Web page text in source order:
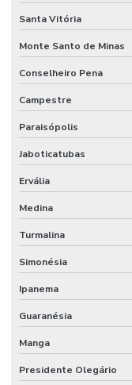
Santa Vitória
Monte Santo de Minas
Conselheiro Pena
Campestre
Paraisópolis
Jaboticatubas
Ervália
Medina
Turmalina
Simonésia
Ipanema
Guaranésia
Manga
Presidente Olegário